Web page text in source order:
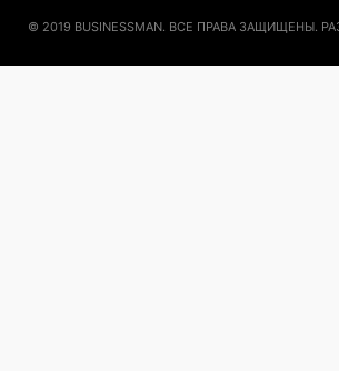
© 2019 BUSINESSMAN. ВСЕ ПРАВА ЗАЩИЩЕНЫ.